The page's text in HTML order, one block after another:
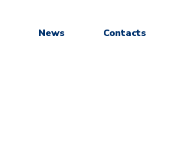
News Contacts